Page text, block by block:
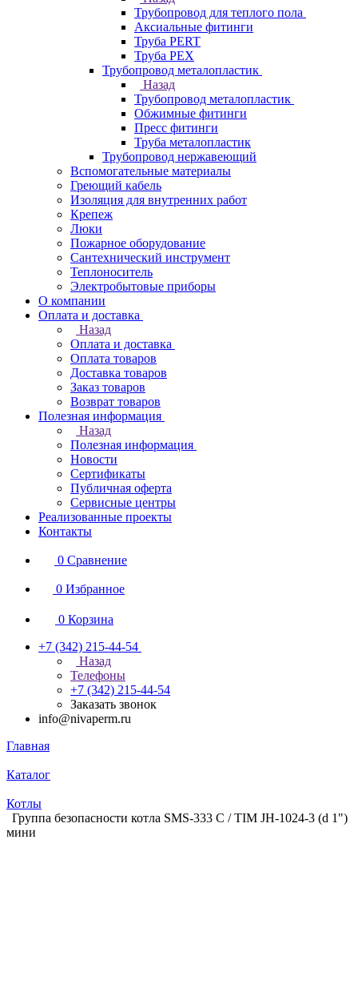
Трубопровод для теплого пола
Аксиальные фитинги
Труба PERT
Труба PEX
Трубопровод металопластик
Назад
Трубопровод металопластик
Обжимные фитинги
Пресс фитинги
Труба металопластик
Трубопровод нержавеющий
Вспомогательные материалы
Греющий кабель
Изоляция для внутренних работ
Крепеж
Люки
Пожарное оборудование
Сантехнический инструмент
Теплоноситель
Электробытовые приборы
О компании
Оплата и доставка
Назад
Оплата и доставка
Оплата товаров
Доставка товаров
Заказ товаров
Возврат товаров
Полезная информация
Назад
Полезная информация
Новости
Сертификаты
Публичная оферта
Сервисные центры
Реализованные проекты
Контакты
0 Сравнение
0 Избранное
0 Корзина
+7 (342) 215-44-54
Назад
Телефоны
+7 (342) 215-44-54
Заказать звонок
info@nivaperm.ru
Главная
Каталог
Котлы
Группа безопасности котла SMS-333 С / TIM JH-1024-3 (d 1")
мини